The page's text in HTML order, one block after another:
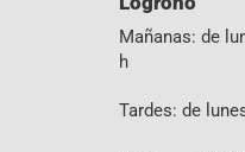
Mañanas: de
h
Tardes: de